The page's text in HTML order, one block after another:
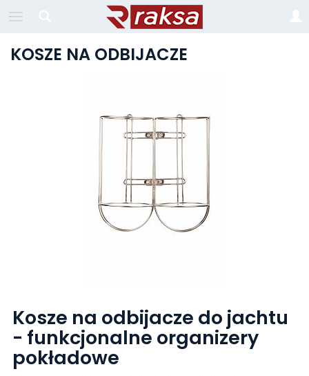
KOSZE NA ODBIJACZE
Kosze na odbijacze do jachtu
- funkcjonalne organizery
pokładowe